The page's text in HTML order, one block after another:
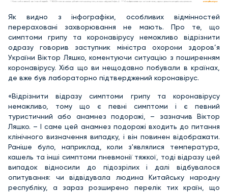
Як видно з інфографіки, особливих відмінностей
перераховані захворювання не мають. Про те, що
симптоми грипу та коронавірусу неможливо відрізнити
одразу говорив заступник міністра охорони здоров’я
України Віктор Ляшко, коментуючи ситуацію з поширенням
коронавірусу. Хіба що ви нещодавно побували в країнах,
де вже був лабораторно підтверджений коронавірус.
«Відрізнити відразу симптоми грипу та коронавірусу
неможливо, тому що є певні симптоми і є певний
туристичний або анамнез подорожі, – зазначив Віктор
Ляшко. – І саме цей анамнез подорожі входить до питання
клінічного визначення випадку, і він повинен відображати.
Раніше було, наприклад, коли з'являлися температура,
кашель та інші симптоми пневмонії тяжкої, тоді відразу цей
випадок відносили до підозрілих і далі відбувалося
опитування: чи відвідувала людина Китайську народну
республіку, а зараз розширено перелік тих країн, що